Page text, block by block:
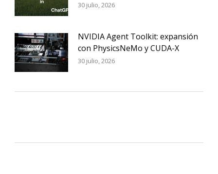
30 julio, 2026
NVIDIA Agent Toolkit: expansión
con PhysicsNeMo y CUDA-X
30 julio, 2026